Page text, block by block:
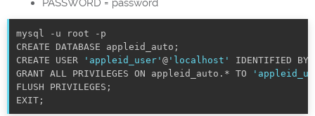
PASSWORD = password
mysql -u root -p
CREATE DATABASE appleid_auto ;
CREATE USER
'appleid_user' @ 'localhost' IDENTIFIED BY
GRANT ALL PRIVILEGES ON appleid_auto.* TO
FLUSH PRIVILEGES ;
EXIT ;